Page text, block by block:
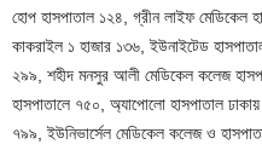
হোপ হাসপাতাল ১২৪, গ্রীন লাইফ মেডিকেল
কাকরাইল ১ হাজার ১৩৬, ইউনাইটেড
২৯৯, শহীদ মনসুর আলী মেডিকেল কলেজ
হাসপাতালে ৭৫০, অ্যাপোলো হাসপাতাল
৭৯৯, ইউনিভার্সেল মেডিকেল কলেজ ও